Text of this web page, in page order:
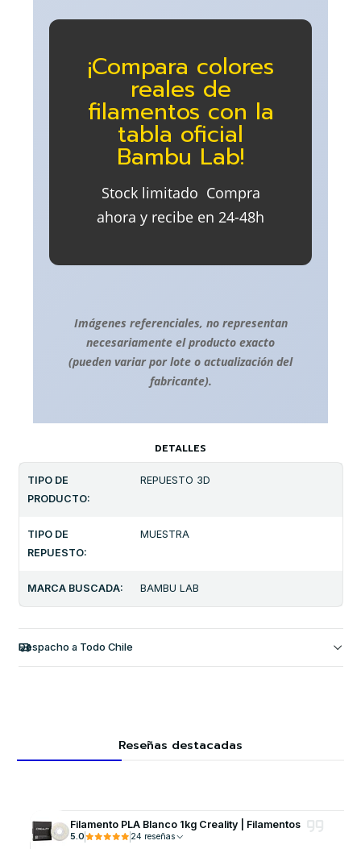
¡Compara colores
reales de
filamentos con la
tabla oficial
Bambu Lab!
Stock limitado  Compra
ahora y recibe en 24-48h
Imágenes referenciales, no representan
necesariamente el producto exacto
(pueden variar por lote o actualización del
fabricante).
DETALLES
TIPO DE
PRODUCTO:
REPUESTO 3D
TIPO DE
REPUESTO:
MUESTRA
MARCA BUSCADA: BAMBU LAB
Despacho a Todo Chile
Reseñas destacadas
Filamento PLA Blanco 1kg Creality | Filamentos
5.0 24 reseñas